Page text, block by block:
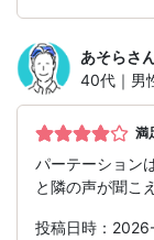
あそらさ
40代｜男
満
パーテーション
と隣の声が聞こ
投稿日時：